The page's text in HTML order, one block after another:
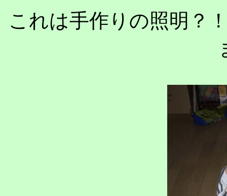
これは手作りの照明？